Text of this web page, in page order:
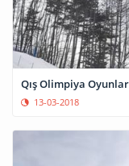
Qış Olimpiya
13-03-2018